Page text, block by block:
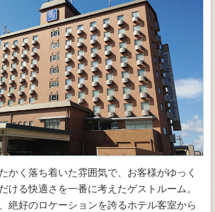
かく落ち着いた雰囲気で、お客様がゆっく
ける快適さを一番に考えたゲストルーム。
絶好のロケーションを誇るホテル客室から